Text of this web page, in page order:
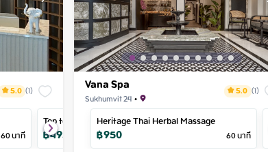
5.0 (1)
60นาที
Top to toe massage
฿495
Body Scrub
801890
Vana Spa
Sukhumvit 24• 5.0 (1)
Heritage Thai Herbal Massage
฿950 60นาที